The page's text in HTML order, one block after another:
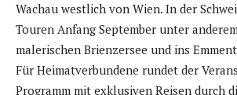
Wachau westlich von Wien. In der
Touren Anfang September unter
malerischen Brienzersee und ins
Für Heimatverbundene rundet der
Programm mit exklusiven Reisen durch